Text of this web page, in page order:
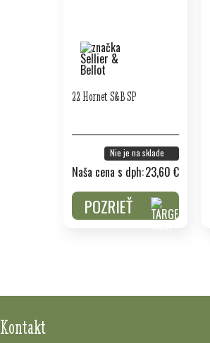
22 Hornet S&B SP
Nie je na sklade
Naša cena s dph:23,60 €
POZRIEŤ
Kontakt